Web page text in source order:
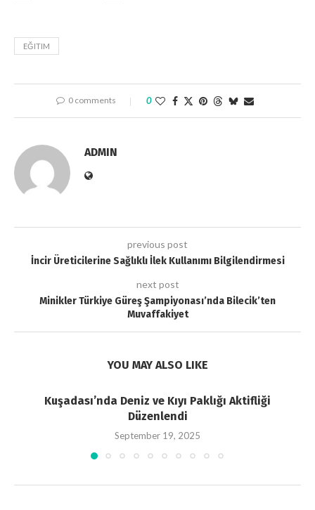
EĞITIM
0 comments 0
ADMIN
previous post
İncir Üreticilerine Sağlıklı İlek Kullanımı Bilgilendirmesi
next post
Minikler Türkiye Güreş Şampiyonası’nda Bilecik’ten
Muvaffakiyet
YOU MAY ALSO LIKE
Kuşadası’nda Deniz ve Kıyı Paklığı Aktifliği
Düzenlendi
September 19, 2025